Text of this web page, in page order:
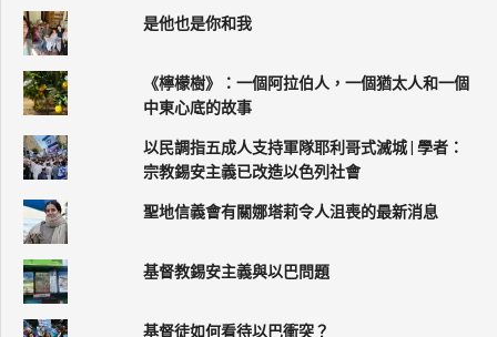
是他也是你和我
《檸檬樹》：一個阿拉伯人，一個猶太人和一個
中東心底的故事
以民調指五成人支持軍隊耶利哥式滅城 | 學者：
宗教錫安主義已改造以色列社會
聖地信義會有關娜塔莉令人沮喪的最新消息
基督教錫安主義與以巴問題
基督徒如何看待以巴衝突？